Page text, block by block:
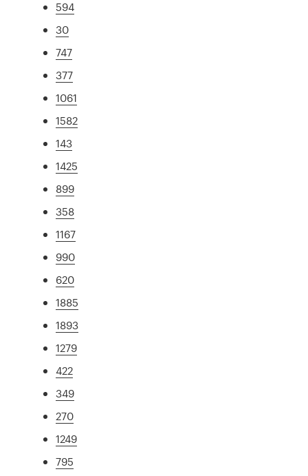
594
30
747
377
1061
1582
143
1425
899
358
1167
990
620
1885
1893
1279
422
349
270
1249
795